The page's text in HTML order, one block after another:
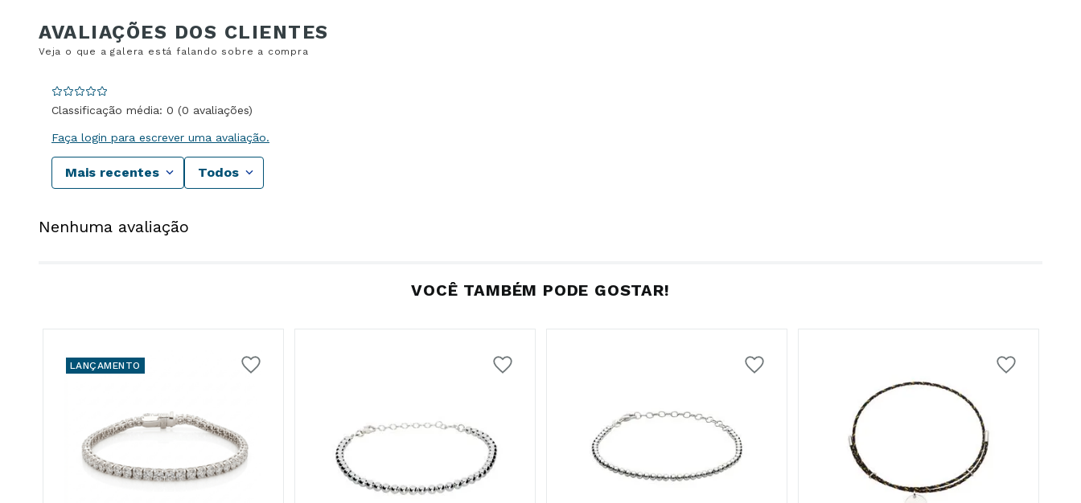
Classificação média: 0 (0 avaliações)
Faça login para escrever uma avaliação.
Mais recentes Todos
Nenhuma avaliação
VOCÊ TAMBÉM PODE GOSTAR!
LANÇAMENTO